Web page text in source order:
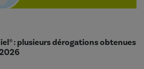
: plusieurs dérogations obtenues